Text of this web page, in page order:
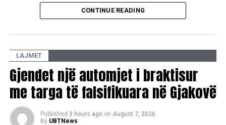
kontakt me autoritetet gjermane lidhur me rastin. Në këto
të sinqerta familjarëve dhe të afërmve të viktimave”, ka
CONTINUE READING
LAJMET
Gjendet një automjet i braktisur
me targa të falsifikuara në Gjakovë
Published 3 hours ago on August 7, 2026
By UBTNews